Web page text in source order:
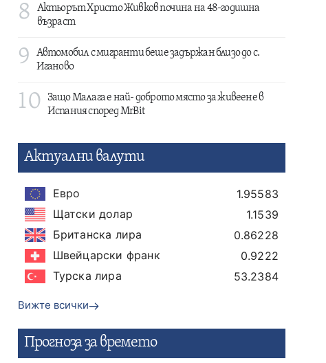
8
Актьорът Христо Живков почина на 48-годишна
възраст
9
Автомобил с мигранти беше задържан близо до с.
Иганово
10
Защо Малага е най- доброто място за живеене в
Испания според MrBit
Актуални валути
Евро
1.95583
Щатски долар
1.1539
Британска лира
0.86228
Швейцарски франк
0.9222
Турска лира
53.2384
Вижте всички
Прогнозa за времето